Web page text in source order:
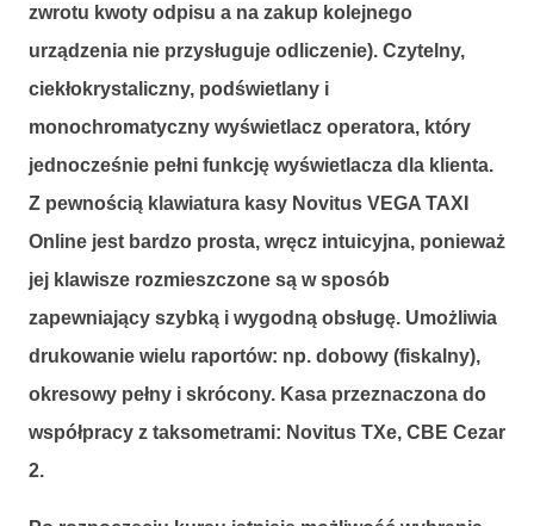
zwrotu kwoty odpisu a na zakup kolejnego
urządzenia nie przysługuje odliczenie). Czytelny,
ciekłokrystaliczny, podświetlany i
monochromatyczny wyświetlacz operatora, który
jednocześnie pełni funkcję wyświetlacza dla klienta.
Z pewnością klawiatura kasy Novitus VEGA TAXI
Online jest bardzo prosta, wręcz intuicyjna, ponieważ
jej klawisze rozmieszczone są w sposób
zapewniający szybką i wygodną obsługę. Umożliwia
drukowanie wielu raportów: np. dobowy (fiskalny),
okresowy pełny i skrócony. Kasa przeznaczona do
współpracy z taksometrami: Novitus TXe, CBE Cezar
2.